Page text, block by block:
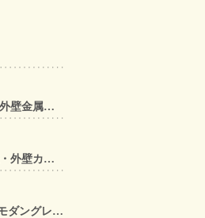
【東大阪市】アルミ笠木手すり・サッシからの雨漏りを解消｜外壁金属サイディングカバー工法
【奈良県大和郡山市】太陽光パネル脱着を伴う屋根カバー工法・外壁カバー工法・外壁塗装工事｜スーパーガルテクト施工事例
【兵庫県宝塚市】セメント瓦からROOGA雅へ屋根葺き替え モダングレーで軽量化・外壁塗装も同時施工